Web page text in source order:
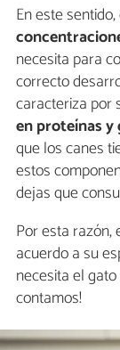
En este
necesita para
correcto
caracteriza por
en proteínas y
que los canes
estos
dejas que
Por esta
acuerdo a su
necesita el
contamos!